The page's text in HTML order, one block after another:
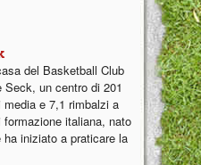
del Basketball Club
un centro di 201
e 7,1 rimbalzi a
italiana, nato
iniziato a praticare la